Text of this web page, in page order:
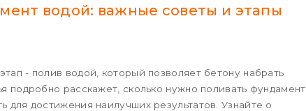
водой: важные советы и этапы
- полив водой, который позволяет бетону набрать
подробно расскажет, сколько нужно поливать фундамент
для достижения наилучших результатов. Узнайте о